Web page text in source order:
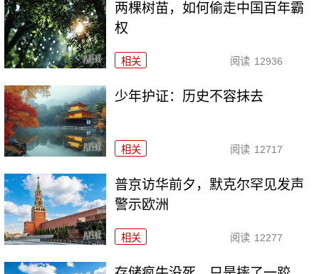
两棵树苗，如何偷走中国百年霸
权
相关 阅读 12936
少年护证：历史不容抹去
相关 阅读 12717
普京访华前夕，默克尔罕见发声
警示欧洲
相关 阅读 12277